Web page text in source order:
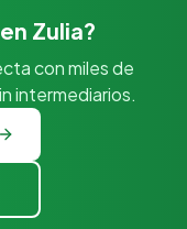
Zulia?
con miles de
intermediarios.